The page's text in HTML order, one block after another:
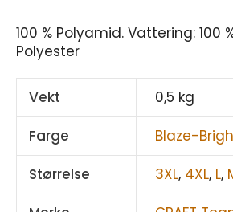
100 % Polyamid. Vattering: 100
Polyester
Vekt
0,5 kg
Farge
Blaze-
Størrelse
3XL, 4XL, L,